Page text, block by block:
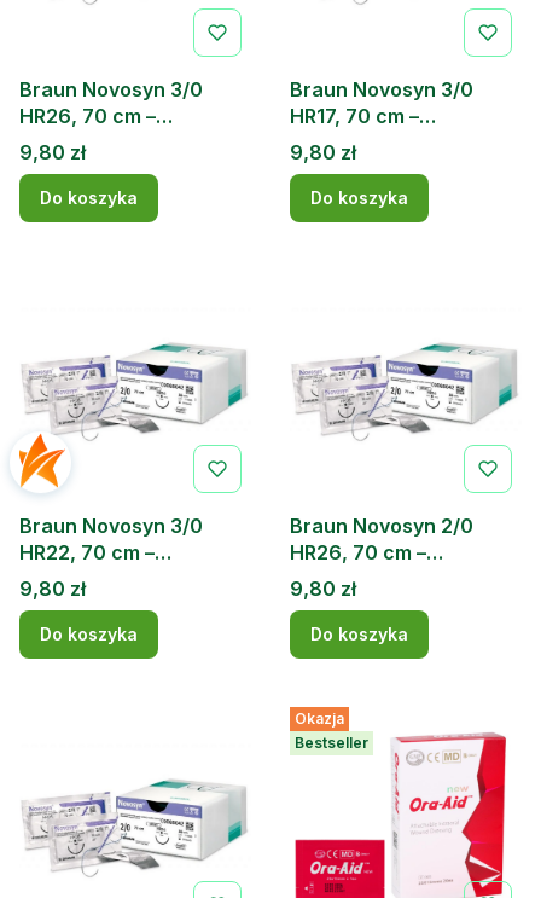
Braun Novosyn 3/0
HR26, 70 cm –
wchłanialna nić
chirurgiczna (1 szt.)
Cena
9,80 zł
Do koszyka
Braun Novosyn 3/0
HR17, 70 cm –
wchłanialna nić
chirurgiczna (1 szt.)
Cena
9,80 zł
Do koszyka
Braun Novosyn 3/0
HR22, 70 cm –
wchłanialna nić
chirurgiczna (1 szt.)
Cena
9,80 zł
Do koszyka
Braun Novosyn 2/0
HR26, 70 cm –
wchłanialna nić
chirurgiczna (1 szt.)
Cena
9,80 zł
Do koszyka
Okazja
Bestseller